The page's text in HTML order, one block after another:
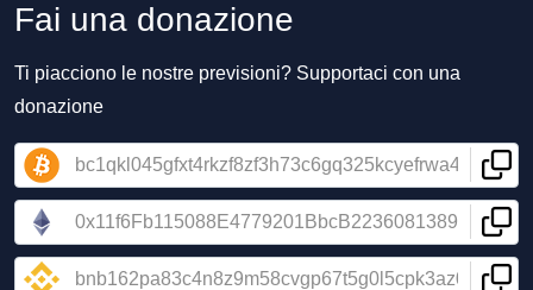
Fai una donazione
Ti piacciono le nostre previsioni? Supportaci con una
donazione